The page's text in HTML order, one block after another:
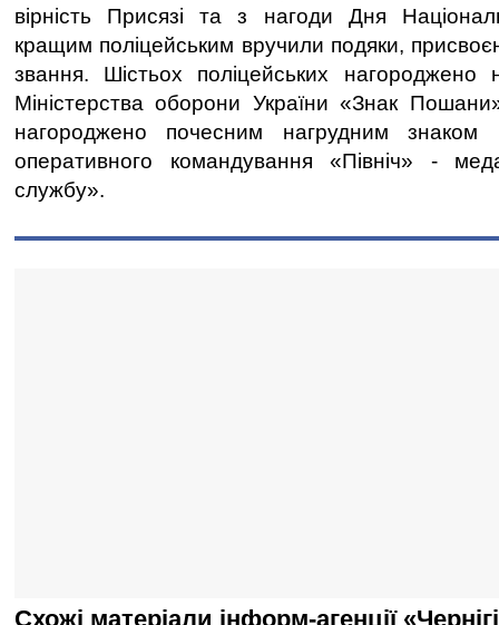
вірність Присязі та з нагоди Дня
кращим поліцейським вручили подяки,
звання. Шістьох поліцейських нагороджено
Міністерства оборони України «Знак
нагороджено почесним нагрудним знаком
оперативного командування «Північ» -
службу».
Схожі матеріали інформ-агенції